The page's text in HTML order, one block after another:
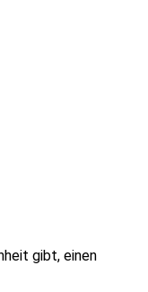
gibt, einen